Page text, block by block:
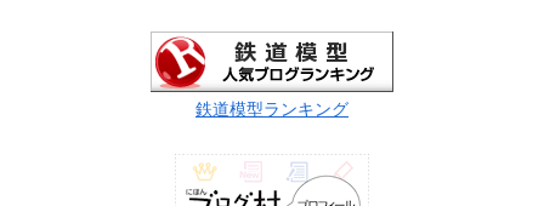
鉄道模型ランキング